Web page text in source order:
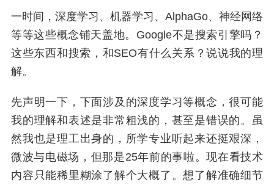
一时间，深度学习、机器学习、AlphaGo、神经网络
等等这些概念铺天盖地。Google不是搜索引擎吗？
这些东西和搜索，和SEO有什么关系？说说我的理
解。
先声明一下，下面涉及的深度学习等概念，很可能
我的理解和表述是非常粗浅的，甚至是错误的。虽
然我也是理工出身的，所学专业听起来还挺艰深，
微波与电磁场，但那是25年前的事啦。现在看技术
内容只能稀里糊涂了解个大概了。想了解准确细节